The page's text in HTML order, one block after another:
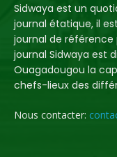
Sidwaya est un
journal étatique, il
journal de référence
journal Sidwaya est
Ouagadougou la
chefs-lieux des
Nous contacter: